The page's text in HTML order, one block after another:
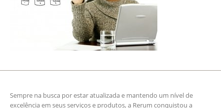
Sempre na busca por estar atualizada e mantendo um nível de
excelência em seus serviços e produtos, a Rerum conquistou a